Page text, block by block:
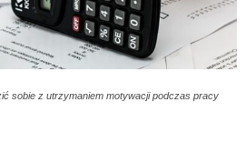
sobie z utrzymaniem motywacji podczas pracy